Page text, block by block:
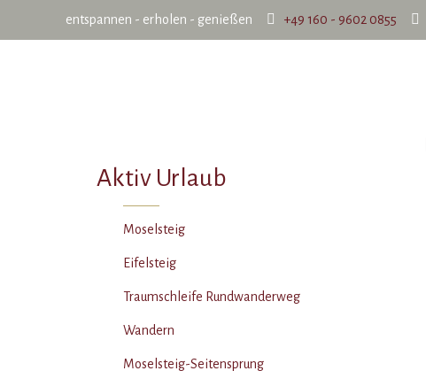
entspannen - erholen - genießen +49 160 - 9602 0855
Aktiv Urlaub
Moselsteig
Eifelsteig
Traumschleife Rundwanderweg
Wandern
Moselsteig-Seitensprung